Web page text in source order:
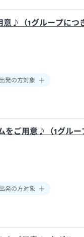
♪（1グループにつ
発の方対象
ご用意♪（1グルー
発の方対象